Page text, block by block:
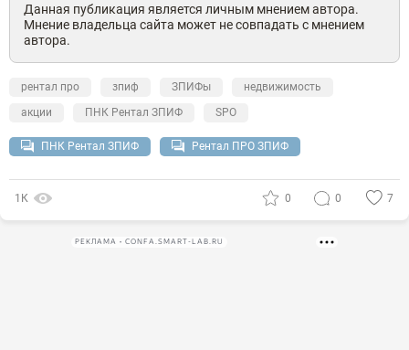
Данная публикация является личным мнением автора.
Мнение владельца сайта может не совпадать с мнением
автора.
рентал про зпиф ЗПИФы
недвижимость
акции
ПНК Рентал ЗПИФ SPO
ПНК Рентал ЗПИФ Рентал ПРО ЗПИФ
1К 0 0 7
РЕКЛАМА • CONFA.SMART-LAB.RU